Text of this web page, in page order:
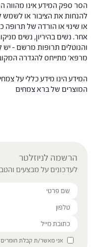
הסר ספק המידע אינו מהווה
להנחות את הציבור או לשמש
או שינוי או הורדה של תרופה
אחר. נשים בהיריון, נשים
והנוטלים תרופות מרשם – יש
מרפא' מתייחס להגדרה
המידע הינו מידע כללי על
המוצרים של ברא צמחים
הרשמה לניוזלטר
לעדכונים על מבצעים
leave this field empty.
אני מאשר/ת קבלת חומרים